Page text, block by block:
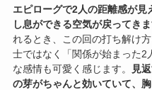
エピローグで2人の距離感が
し息ができる空気が戻ってきま
れるとき、この回の打ち解け
士ではなく「関係が始まった2
な感情も可愛く感じます。
見
の芽がちゃんと効いていて、